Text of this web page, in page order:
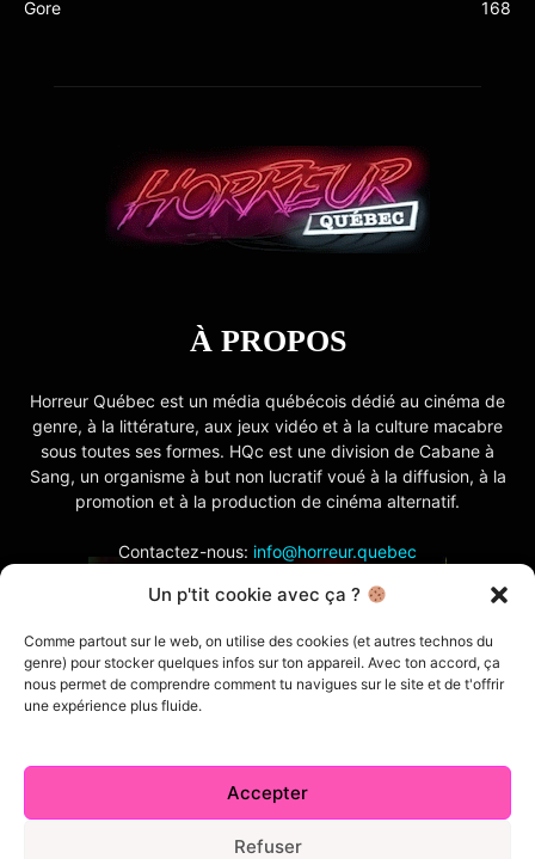
Un p'tit cookie avec ça ?
Comme partout sur le web, on utilise des cookies (et autres technos du
genre) pour stocker quelques infos sur ton appareil. Avec ton accord, ça
nous permet de comprendre comment tu navigues sur le site et de t'offrir
une expérience plus fluide.
Accepter
Refuser
Gore
168
À PROPOS
Horreur Québec est un média québécois dédié au cinéma de
genre, à la littérature, aux jeux vidéo et à la culture macabre
sous toutes ses formes. HQc est une division de Cabane à
Sang, un organisme à but non lucratif voué à la diffusion, à la
promotion et à la production de cinéma alternatif.
Contactez-nous: info@horreur.quebec
SUIVEZ NOUS
Index